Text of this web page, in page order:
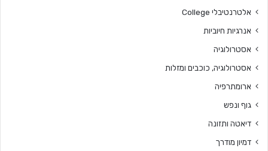
אלטרנטיבלי College
אנרגיות חיוביות
אסטרולוגיה
אסטרולוגיה, כוכבים ומזלות
ארומתרפיה
גוף ונפש
דיאטה ותזונה
דמיון מודרך